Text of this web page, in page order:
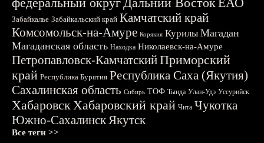
Забайкалье Забайкальский край Камчатский край
Комсомольск-на-Амуре Корякия Курилы Магадан
Магаданская область Находка Николаевск-на-Амуре
Петропавловск-КамчатскийПриморский
край Республика Бурятия Республика Саха (Якутия)
Сахалинская область Сибирь ТОФ Тында Улан-Удэ Уссурийск
ХабаровскХабаровский край Чита Чукотка
Южно-СахалинскЯкутск
Все теги >>